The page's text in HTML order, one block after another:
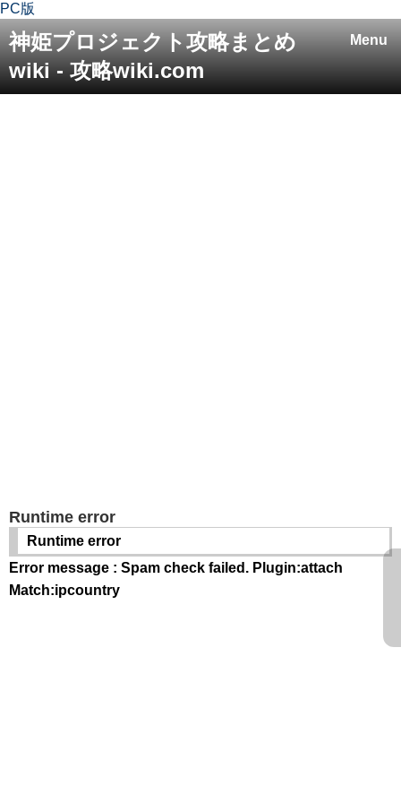
PC版
Menu
神姫プロジェクト攻略まとめ
wiki - 攻略wiki.com
Runtime error
Runtime error
Error message : Spam check failed. Plugin:attach
Match:ipcountry